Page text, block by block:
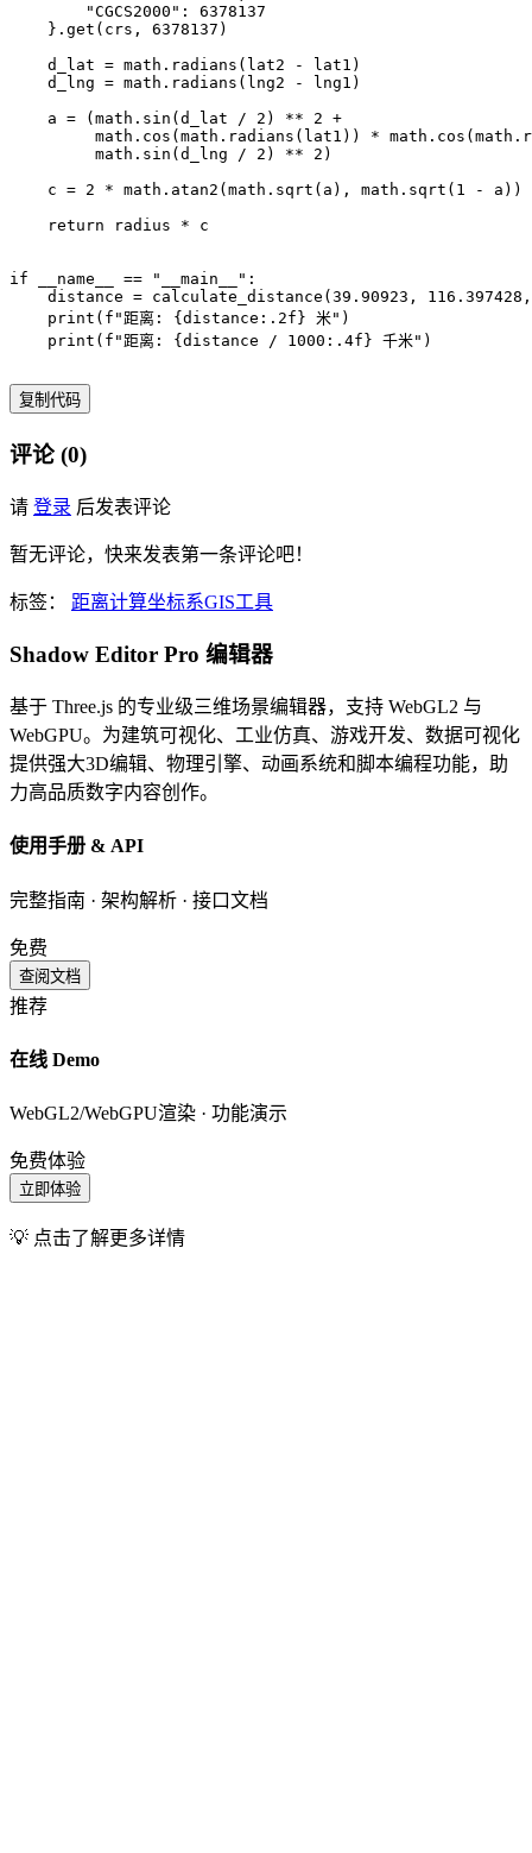
        "CGCS2000": 6378137
    }.get(crs, 6378137)
    d_lat = math.radians(lat2 - lat1)
    d_lng = math.radians(lng2 - lng1)
    a = (math.sin(d_lat / 2) ** 2 +
math.cos(math.radians(lat1)) *
         math.sin(d_lng / 2) ** 2)
    c = 2 * math.atan2(math.sqrt(a), math.sqrt(1 - a))
    return radius * c
if __name__ == "__main__":
distance = calculate_distance(39.90923,
    print(f"距离: {distance:.2f} 米")
    print(f"距离: {distance / 1000:.4f} 千米")
复制代码
评论 (0)
请 登录 后发表评论
暂无评论，快来发表第一条评论吧！
标签： 距离计算坐标系GIS工具
Shadow Editor Pro 编辑器
基于 Three.js 的专业级三维场景编辑器，支持 WebGL2 与
WebGPU。为建筑可视化、工业仿真、游戏开发、数据可视化
提供强大3D编辑、物理引擎、动画系统和脚本编程功能，助
力高品质数字内容创作。
使用手册 & API
完整指南 · 架构解析 · 接口文档
免费
查阅文档
推荐
在线 Demo
WebGL2/WebGPU渲染 · 功能演示
免费体验
立即体验
💡 点击了解更多详情